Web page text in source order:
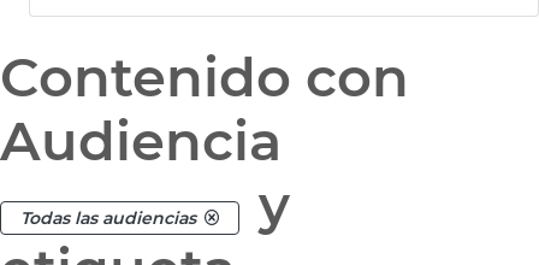
Contenido con
Audiencia
Todas las audiencias
y